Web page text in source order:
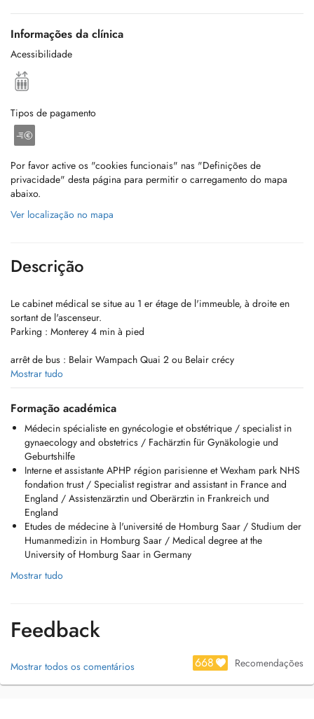
Informações da clínica
Acessibilidade
Tipos de pagamento
Por favor active os "cookies funcionais" nas "Definições de
privacidade" desta página para permitir o carregamento do mapa
abaixo.
Ver localização no mapa
Descrição
Le cabinet médical se situe au 1 er étage de l'immeuble, à droite en
sortant de l'ascenseur.
Parking : Monterey 4 min à pied
arrêt de bus : Belair Wampach Quai 2 ou Belair crécy
Horaires d' ouverture :
Lundi 8 h - 17 h
Mardi 8 h - 17 h
Mercredi 13 h -17 h
Jeudi 8 h - 17 h
Vendredi 8 h - 12 h
En cas d'empêchement, je vous remercie de contacter le secrétariat au
26779894 ou par doctena minimum 24 heures à l'avance afin de vous
éviter des frais de consultation/examen.
Une indemnité équivalente au tarif dune consultation normale non
remboursable par l'assurance maladie vous sera facturée si vous
n'avez pas annulé le Rendez vous 24 h à l'avance.
Mostrar tudo
Formação académica
Médecin spécialiste en gynécologie et obstétrique / specialist in
gynaecology and obstetrics / Fachärztin für Gynäkologie und
Geburtshilfe
Interne et assistante APHP région parisienne et Wexham park NHS
fondation trust / Specialist registrar and assistant in France and
England / Assistenzärztin und Oberärztin in Frankreich und
England
Etudes de médecine à l'université de Homburg Saar / Studium der
Humanmedizin in Homburg Saar / Medical degree at the
University of Homburg Saar in Germany
Mostrar tudo
Feedback
Mostrar todos os comentários 668 Recomendações